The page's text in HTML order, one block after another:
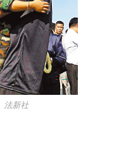
法新社